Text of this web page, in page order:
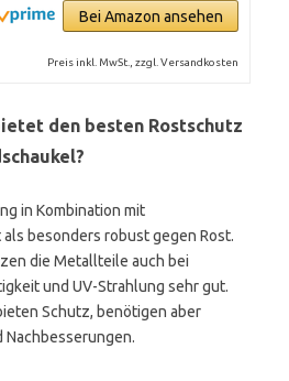
Bei Amazon ansehen
Preis inkl. MwSt., zzgl. Versandkosten
den besten Rostschutz
in Kombination mit
besonders robust gegen Rost.
die Metallteile auch bei
und UV-Strahlung sehr gut.
Schutz, benötigen aber